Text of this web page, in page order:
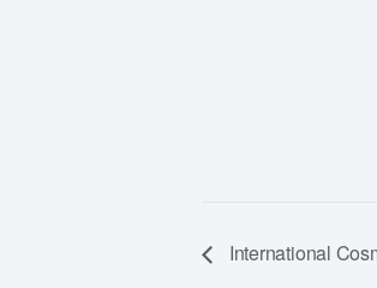
International